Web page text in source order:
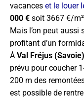
vacances et le louer
000 € soit 3667 €/
Mais l’on peut aussi
profitant d’un
À Val Fréjus (Savoie)
prévu pour coucher
200 m des
est possible de